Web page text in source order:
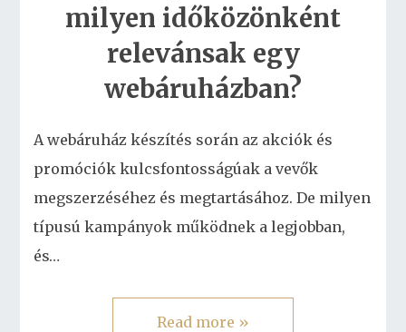
milyen időközönként
relevánsak egy
webáruházban?
A webáruház készítés során az akciók és
promóciók kulcsfontosságúak a vevők
megszerzéséhez és megtartásához. De milyen
típusú kampányok működnek a legjobban,
és…
Read more »